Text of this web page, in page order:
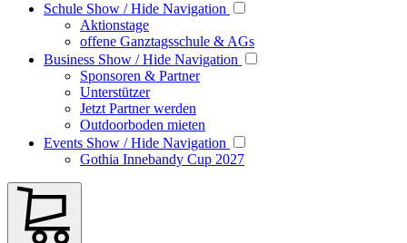
Schule Show / Hide Navigation
Aktionstage
offene Ganztagsschule & AGs
Business Show / Hide Navigation
Sponsoren & Partner
Unterstützer
Jetzt Partner werden
Outdoorboden mieten
Events Show / Hide Navigation
Gothia Innebandy Cup 2027